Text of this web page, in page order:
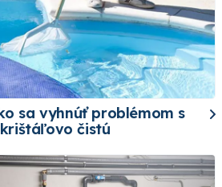
sa vyhnúť problémom s
čistú